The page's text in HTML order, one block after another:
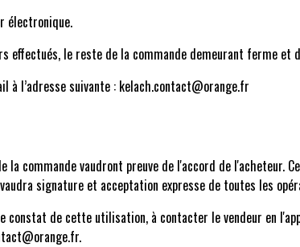
électronique.
effectués, le reste de la commande demeurant ferme et
à l’adresse suivante : kelach.contact@orange.fr
commande vaudront preuve de l'accord de l'acheteur.
signature et acceptation expresse de toutes les
de cette utilisation, à contacter le vendeur en